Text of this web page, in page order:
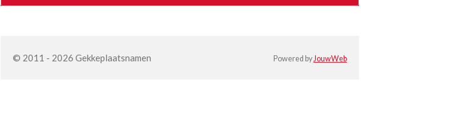
© 2011 - 2026 Gekkeplaatsnamen Powered byJouwWeb